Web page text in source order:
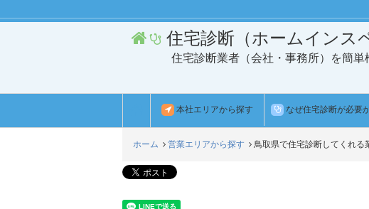
住宅診断（ホームインス
住宅診断業者（会社・事務所）を簡単
本社エリアから探す なぜ住宅診断が必要
ホーム 営業エリアから探す 鳥取県で住宅診断してくれる